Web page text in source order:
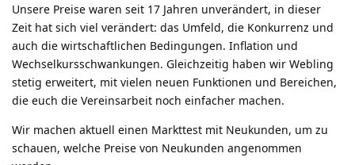
Unsere Preise waren seit 17 Jahren unverändert, in dieser
Zeit hat sich viel verändert: das Umfeld, die Konkurrenz und
auch die wirtschaftlichen Bedingungen. Inflation und
Wechselkursschwankungen. Gleichzeitig haben wir Webling
stetig erweitert, mit vielen neuen Funktionen und Bereichen,
die euch die Vereinsarbeit noch einfacher machen.
Wir machen aktuell einen Markttest mit Neukunden, um zu
schauen, welche Preise von Neukunden angenommen